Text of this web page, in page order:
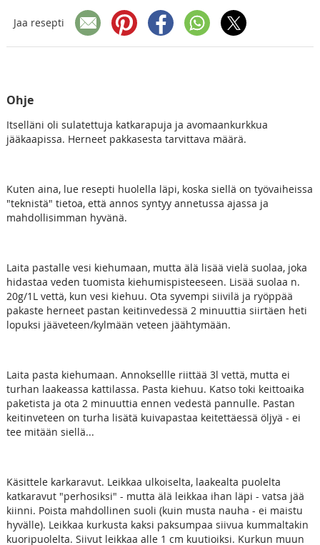
Jaa resepti
Ohje
Itselläni oli sulatettuja katkarapuja ja avomaankurkkua
jääkaapissa. Herneet pakkasesta tarvittava määrä.
Kuten aina, lue resepti huolella läpi, koska siellä on työvaiheissa
"teknistä" tietoa, että annos syntyy annetussa ajassa ja
mahdollisimman hyvänä.
Laita pastalle vesi kiehumaan, mutta älä lisää vielä suolaa, joka
hidastaa veden tuomista kiehumispisteeseen. Lisää suolaa n.
20g/1L vettä, kun vesi kiehuu. Ota syvempi siivilä ja ryöppää
pakaste herneet pastan keitinvedessä 2 minuuttia siirtäen heti
lopuksi jääveteen/kylmään veteen jäähtymään.
Laita pasta kiehumaan. Annoksellle riittää 3l vettä, mutta ei
turhan laakeassa kattilassa. Pasta kiehuu. Katso toki keittoaika
paketista ja ota 2 minuuttia ennen vedestä pannulle. Pastan
keitinveteen on turha lisätä kuivapastaa keitettäessä öljyä - ei
tee mitään siellä...
Käsittele karkaravut. Leikkaa ulkoiselta, laakealta puolelta
katkaravut "perhosiksi" - mutta älä leikkaa ihan läpi - vatsa jää
kiinni. Poista mahdollinen suoli (kuin musta nauha - ei maistu
hyvälle). Leikkaa kurkusta kaksi paksumpaa siivua kummaltakin
kuoripuolelta. Siivut leikkaa alle 1 cm kuutioiksi. Kurkun muun